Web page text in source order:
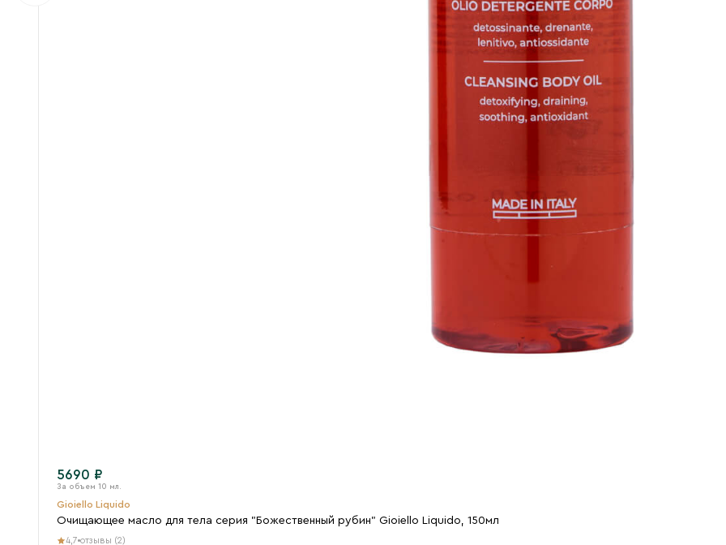
5690 ₽
Gioiello Liquido
Очищающее масло для тела серия "Божественный рубин" Gioiello Liquido, 150мл
4,7 отзывы (2)